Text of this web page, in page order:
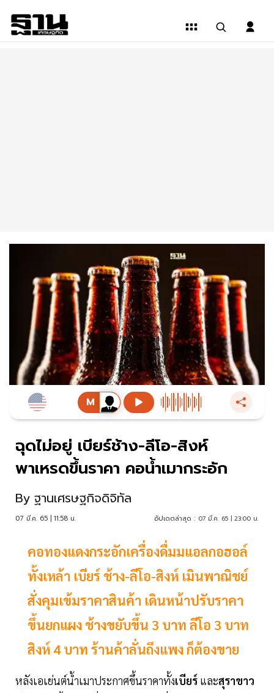
ฉุดไม่อยู่ เบียร์ช้าง-ลีโอ-สิงห์
พาเหรดขึ้นราคา คอน้ำเมากระอัก
By ฐานเศรษฐกิจดิจิทัล
07 มี.ค. 65 | 11:58 น. อัปเดตล่าสุด : 07 มี.ค. 65 | 23:00 น.
คอทองแดงกระอักเครื่องดื่มมแอลกอฮอล์
ทั้งเหล้า เบียร์ ช้าง-ลีโอ-สิงห์ เมินพาณิชย์
สั่งคุมเข้มราคาสินค้า เดินหน้าปรับราคา
ขึ้นยกแผง ช้างขยับขึ้น 3 บาท ลีโอ 3 บาท
สิงห์ 4 บาท ร้านค้าลั่นถึงแพง ก็ต้องขาย
หลังเอเย่นต์น้ำเมาประกาศขึ้นราคาทั้งเบียร์ และสุราขาว